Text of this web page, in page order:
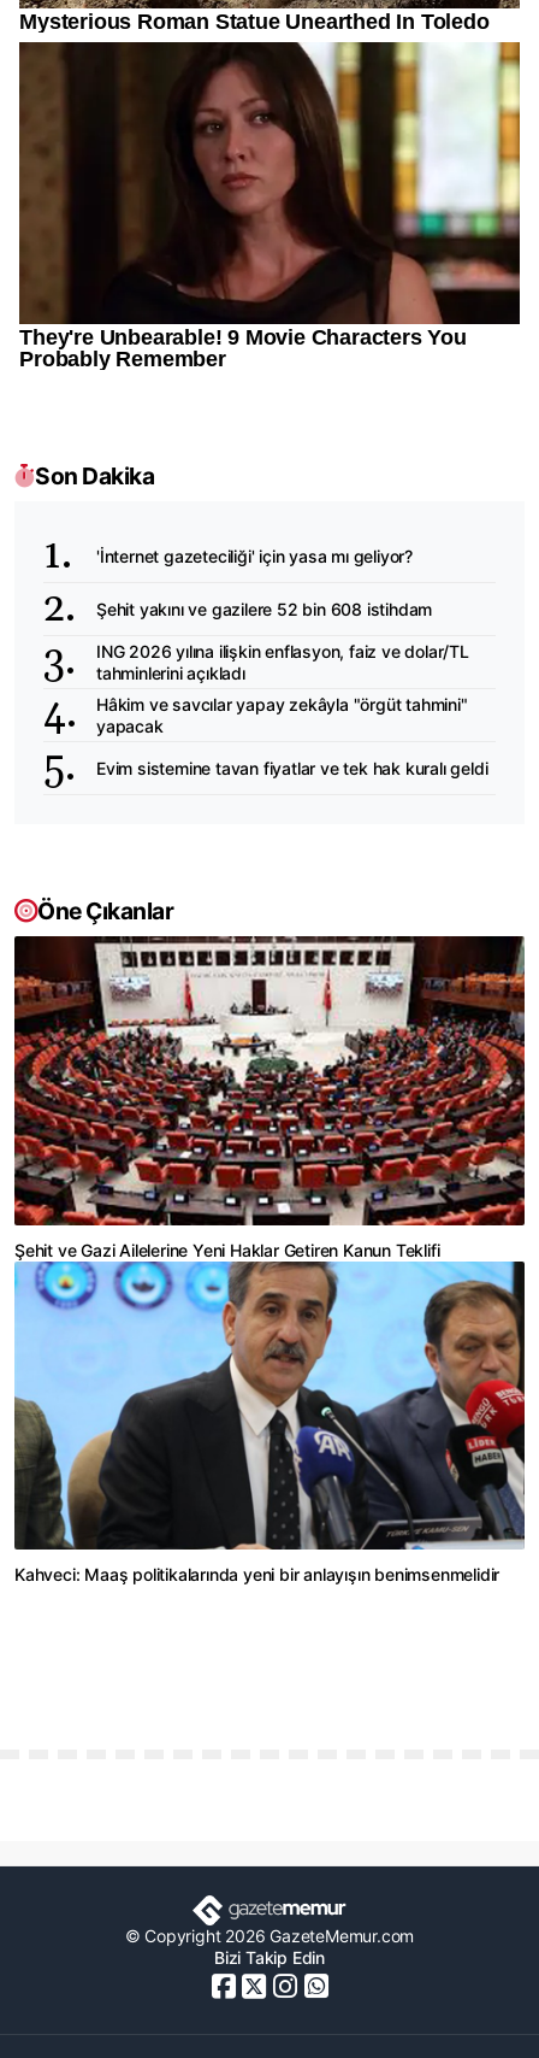
Son Dakika
'İnternet gazeteciliği' için yasa mı geliyor?
Şehit yakını ve gazilere 52 bin 608 istihdam
ING 2026 yılına ilişkin enflasyon, faiz ve dolar/TL
tahminlerini açıkladı
Hâkim ve savcılar yapay zekâyla "örgüt tahmini"
yapacak
Evim sistemine tavan fiyatlar ve tek hak kuralı geldi
Öne Çıkanlar
Şehit ve Gazi Ailelerine Yeni Haklar Getiren Kanun Teklifi
Kahveci: Maaş politikalarında yeni bir anlayışın benimsenmelidir
© Copyright 2026 GazeteMemur.com
Bizi Takip Edin